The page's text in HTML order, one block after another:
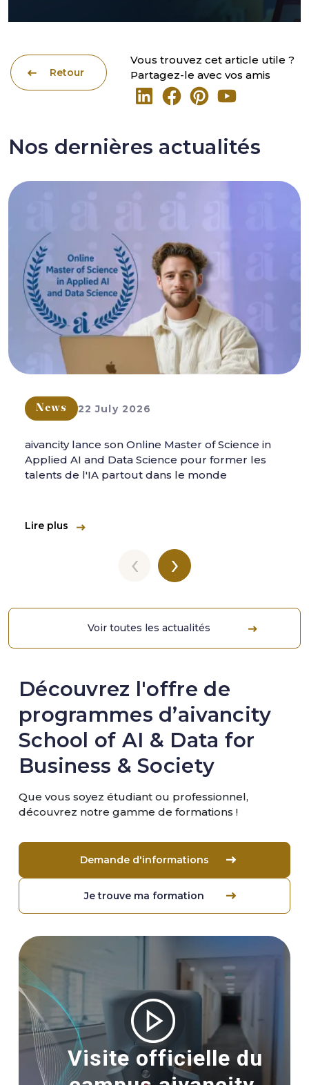
Retour
Vous trouvez cet article utile ?
Partagez-le avec vos amis
Nos dernières actualités
News 22 July 2026
aivancity lance son Online Master of Science in
Applied AI and Data Science pour former les
talents de l'IA partout dans le monde
Lire plus
‹ ›
Voir toutes les actualités
Découvrez l'offre de
programmes d’aivancity
School of AI & Data for
Business & Society
Que vous soyez étudiant ou professionnel,
découvrez notre gamme de formations !
Demande d'informations
Je trouve ma formation
Image
Visite officielle du